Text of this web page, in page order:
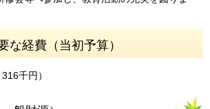
な経費（当初予算）
316千円）